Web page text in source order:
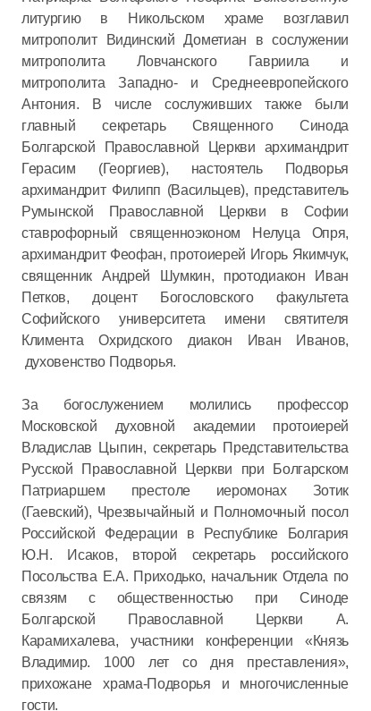
литургию в Никольском храме возглавил
митрополит Видинский Дометиан в сослужении
митрополита Ловчанского Гавриила и
митрополита Западно- и Среднеевропейского
Антония. В числе сослуживших также были
главный секретарь Священного Синода
Болгарской Православной Церкви архимандрит
Герасим (Георгиев), настоятель Подворья
архимандрит Филипп (Васильцев), представитель
Румынской Православной Церкви в Софии
ставрофорный священноэконом Нелуца Опря,
архимандрит Феофан, протоиерей Игорь Якимчук,
священник Андрей Шумкин, протодиакон Иван
Петков, доцент Богословского факультета
Софийского университета имени святителя
Климента Охридского диакон Иван Иванов,
духовенство Подворья.
За богослужением молились профессор
Московской духовной академии протоиерей
Владислав Цыпин, секретарь Представительства
Русской Православной Церкви при Болгарском
Патриаршем престоле иеромонах Зотик
(Гаевский), Чрезвычайный и Полномочный посол
Российской Федерации в Республике Болгария
Ю.Н. Исаков, второй секретарь российского
Посольства Е.А. Приходько, начальник Отдела по
связям с общественностью при Синоде
Болгарской Православной Церкви А.
Карамихалева, участники конференции «Князь
Владимир. 1000 лет со дня преставления»,
прихожане храма-Подворья и многочисленные
гости.